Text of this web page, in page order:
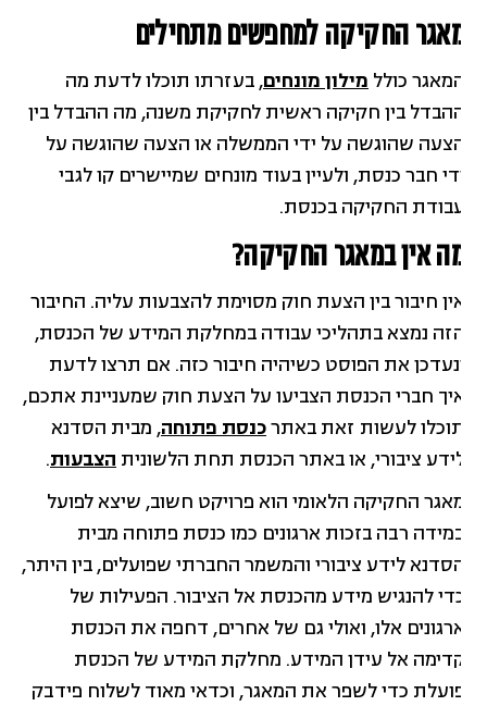
החקיקה למחפשים מתחילים
כוללמילון מונחים, בעזרתו תוכלו לדעת מה
בין חקיקה ראשית לחקיקת משנה, מה ההבדל בין
שהוגשה על ידי הממשלה או הצעה שהוגשה על
חבר כנסת, ולעיין בעוד מונחים שמיישרים קו לגבי
החקיקה בכנסת.
אין במאגר החקיקה?
חיבור בין הצעת חוק מסוימת להצבעות עליה. החיבור
נמצא בתהליכי עבודה במחלקת המידע של הכנסת,
את הפוסט כשיהיה חיבור כזה. אם תרצו לדעת
חברי הכנסת הצביעו על הצעת חוק שמעניינת אתכם,
לעשות זאת באתרכנסת פתוחה, מבית הסדנא
ציבורי, או באתר הכנסת תחת הלשוניתהצבעות.
החקיקה הלאומי הוא פרויקט חשוב, שיצא לפועל
רבה בזכות ארגונים כמו כנסת פתוחה מבית
לידע ציבורי והמשמר החברתי שפועלים, בין היתר,
להנגיש מידע מהכנסת אל הציבור. הפעילות של
אלו, ואולי גם של אחרים, דחפה את הכנסת
אל עידן המידע. מחלקת המידע של הכנסת
כדי לשפר את המאגר, וכדאי מאוד לשלוח פידבק